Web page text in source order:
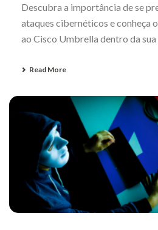
Descubra a importância de se
ataques cibernéticos e conheça
ao Cisco Umbrella dentro da sua
Read More